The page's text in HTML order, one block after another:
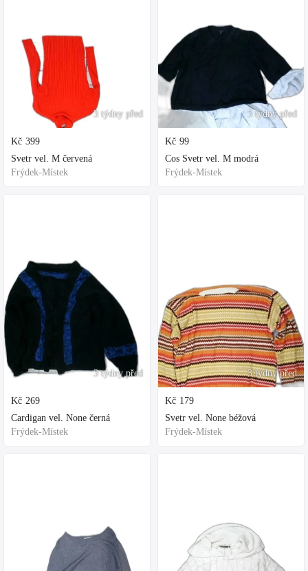
3 týdny před
Kč 399
Svetr vel. M červená
Frýdek-Místek
3 týdny před
Kč 269
Cardigan vel. None černá
Frýdek-Místek
3 týdny před
Kč 99
Cos Svetr vel. M modrá
Frýdek-Místek
3 týdny před
Kč 179
Svetr vel. None béžová
Frýdek-Místek